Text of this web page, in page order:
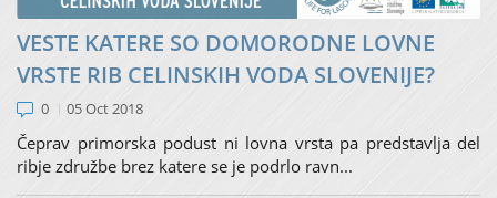
VESTE KATERE SO DOMORODNE LOVNE
VRSTE RIB CELINSKIH VODA SLOVENIJE?
0 05 Oct 2018
Čeprav primorska podust ni lovna vrsta pa predstavlja del
ribje združbe brez katere se je podrlo ravn...